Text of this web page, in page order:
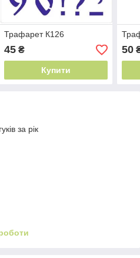
Трафарет К126
45₴
Купити
50
за рік